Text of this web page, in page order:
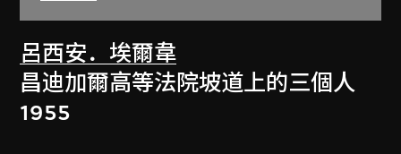
呂西安．埃爾韋
昌迪加爾高等法院坡道上的三個人
1955